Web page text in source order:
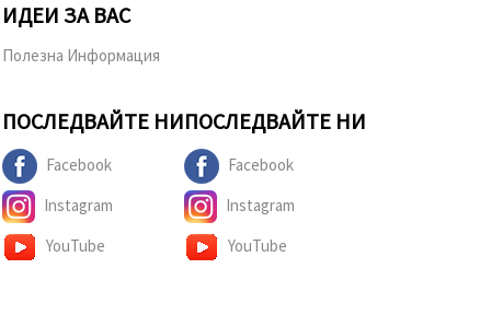
ИДЕИ ЗА ВАС
Полезна Информация
ПОСЛЕДВАЙТЕ НИ
Facebook
Instagram
YouTube
ПОСЛЕДВАЙТЕ НИ
Facebook
Instagram
YouTube